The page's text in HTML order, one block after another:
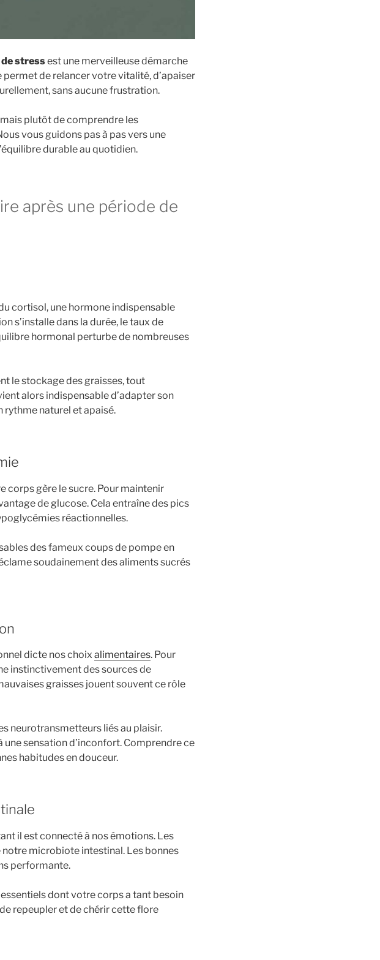
stressest une merveilleuse démarche
permet de relancer votre vitalité, d’apaiser
sans aucune frustration.
mais plutôt de comprendre les
vous guidons pas à pas vers une
durable au quotidien.
après une période de
cortisol, une hormone indispensable
s’installe dans la durée, le taux de
hormonal perturbe de nombreuses
le stockage des graisses, tout
alors indispensable d’adapter son
rythme naturel et apaisé.
corps gère le sucre. Pour maintenir
de glucose. Cela entraîne des pics
réactionnelles.
des fameux coups de pompe en
soudainement des aliments sucrés
dicte nos choix alimentaires. Pour
instinctivement des sources de
graisses jouent souvent ce rôle
neurotransmetteurs liés au plaisir.
sensation d’inconfort. Comprendre ce
habitudes en douceur.
il est connecté à nos émotions. Les
microbiote intestinal. Les bonnes
performante.
dont votre corps a tant besoin
repeupler et de chérir cette flore